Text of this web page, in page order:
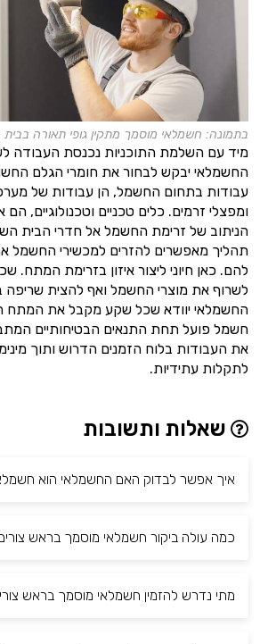
בתמונה: חשמלאי מוסמך מתקין גופי תאורה
מיד עם השלמת התוכניות נכנסת העבודה
החשמלאי יבקש לבחור את חומרי הגלם
עבודות בתחום החשמל, הן עבודות של
ומפצלי זרמים. כלים טכניים וטכנולוגיים,
הניתוב של זרימת החשמל אל חדרי הבית
תהליך מאפשרים להזרים למכשירי
להם. כאן חיוני ליצור איזון בזרימת המתח.
לשרוף את מוצרי החשמל ואף להצית שריפה
החשמלאי יוודא שכל שקע מקבל את המתח
חשמל פועל תחת התנאים הבטיחותיים
את העבודות בלוח הזמנים הדרוש ותוך
לתקלות עתידיות.
שאלות ותשובות
איך אפשר לבדוק האם החשמלאי הוא
כמה עולה ביקור חשמלאי מוסמך בראש
מתי נדרש להזמין חשמלאי מוסמך בראש